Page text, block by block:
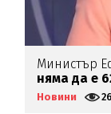
Министър
няма да е
Новини